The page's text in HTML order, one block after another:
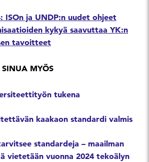
ISOn ja UNDP:n uudet ohjeet
kykyä saavuttaa YK:n
tavoitteet
MYÖS
tukena
kaakaon standardi valmis
standardeja – maailman
vietetään vuonna 2024 tekoälyn